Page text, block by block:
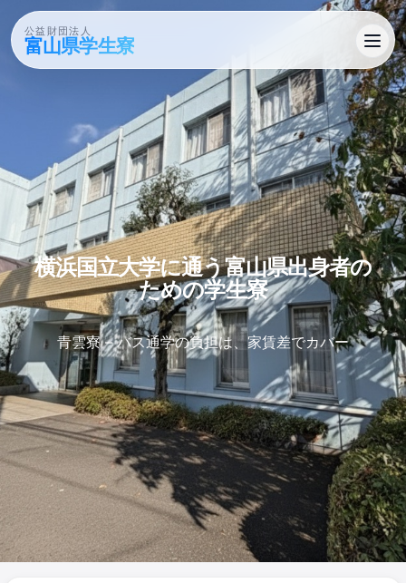
公益財団法人
富山県学生寮
横浜国立大学に​通う​富山県出身者の​
ための​学生寮
青雲寮 – バス通学の負担は、家賃差でカバー